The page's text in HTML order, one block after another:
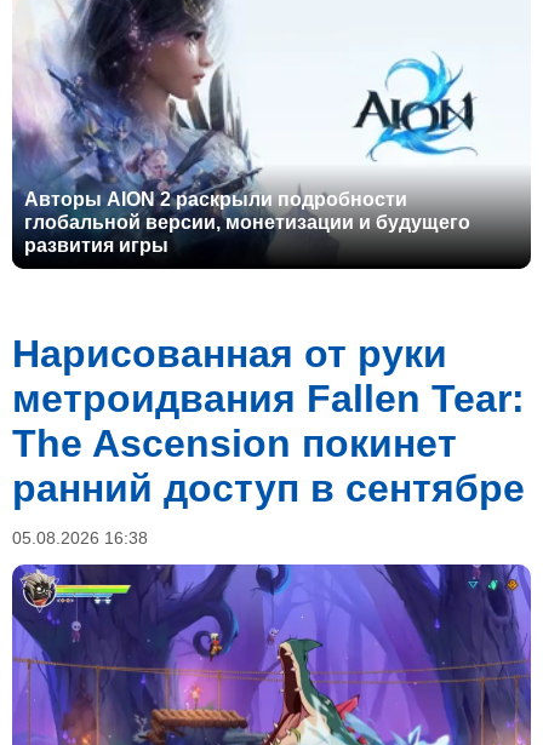
Авторы AION 2 раскрыли подробности
глобальной версии, монетизации и будущего
развития игры
Нарисованная от руки
метроидвания Fallen Tear:
The Ascension покинет
ранний доступ в сентябре
05.08.2026 16:38